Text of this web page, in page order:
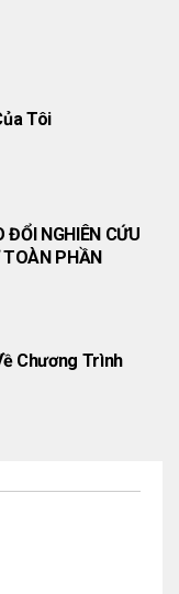
Tôi
ĐỔI NGHIÊN CỨU
TOÀN PHẦN
Chương Trình